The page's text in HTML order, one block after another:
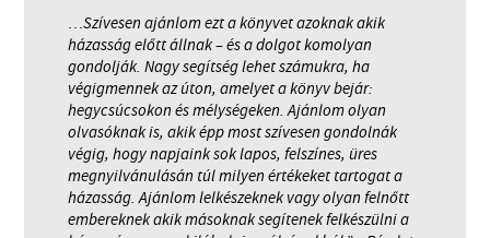
…Szívesen ajánlom ezt a könyvet azoknak akik
házasság előtt állnak – és a dolgot komolyan
gondolják. Nagy segítség lehet számukra, ha
végigmennek az úton, amelyet a könyv bejár:
hegycsúcsokon és mélységeken. Ajánlom olyan
olvasóknak is, akik épp most szívesen gondolnák
végig, hogy napjaink sok lapos, felszínes, üres
megnyilvánulásán túl milyen értékeket tartogat a
házasság. Ajánlom lelkészeknek vagy olyan felnőtt
embereknek akik másoknak segítenek felkészülni a